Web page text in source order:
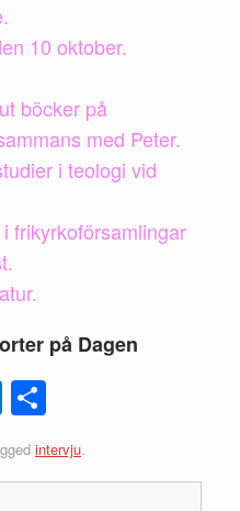
10 oktober.
böcker på
med Peter.
i teologi vid
frikyrkoförsamlingar
på Dagen
Link
intervju.